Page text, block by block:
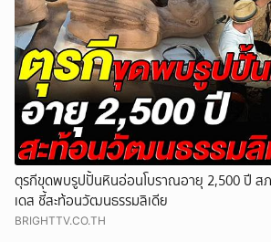
ตุรกีขุดพบรูปปั้นหินอ่อนโบราณอายุ 2,500 ปี ส
เดส ชี้สะท้อนวัฒนธรรมลิเดีย
BRIGHTTV.CO.TH